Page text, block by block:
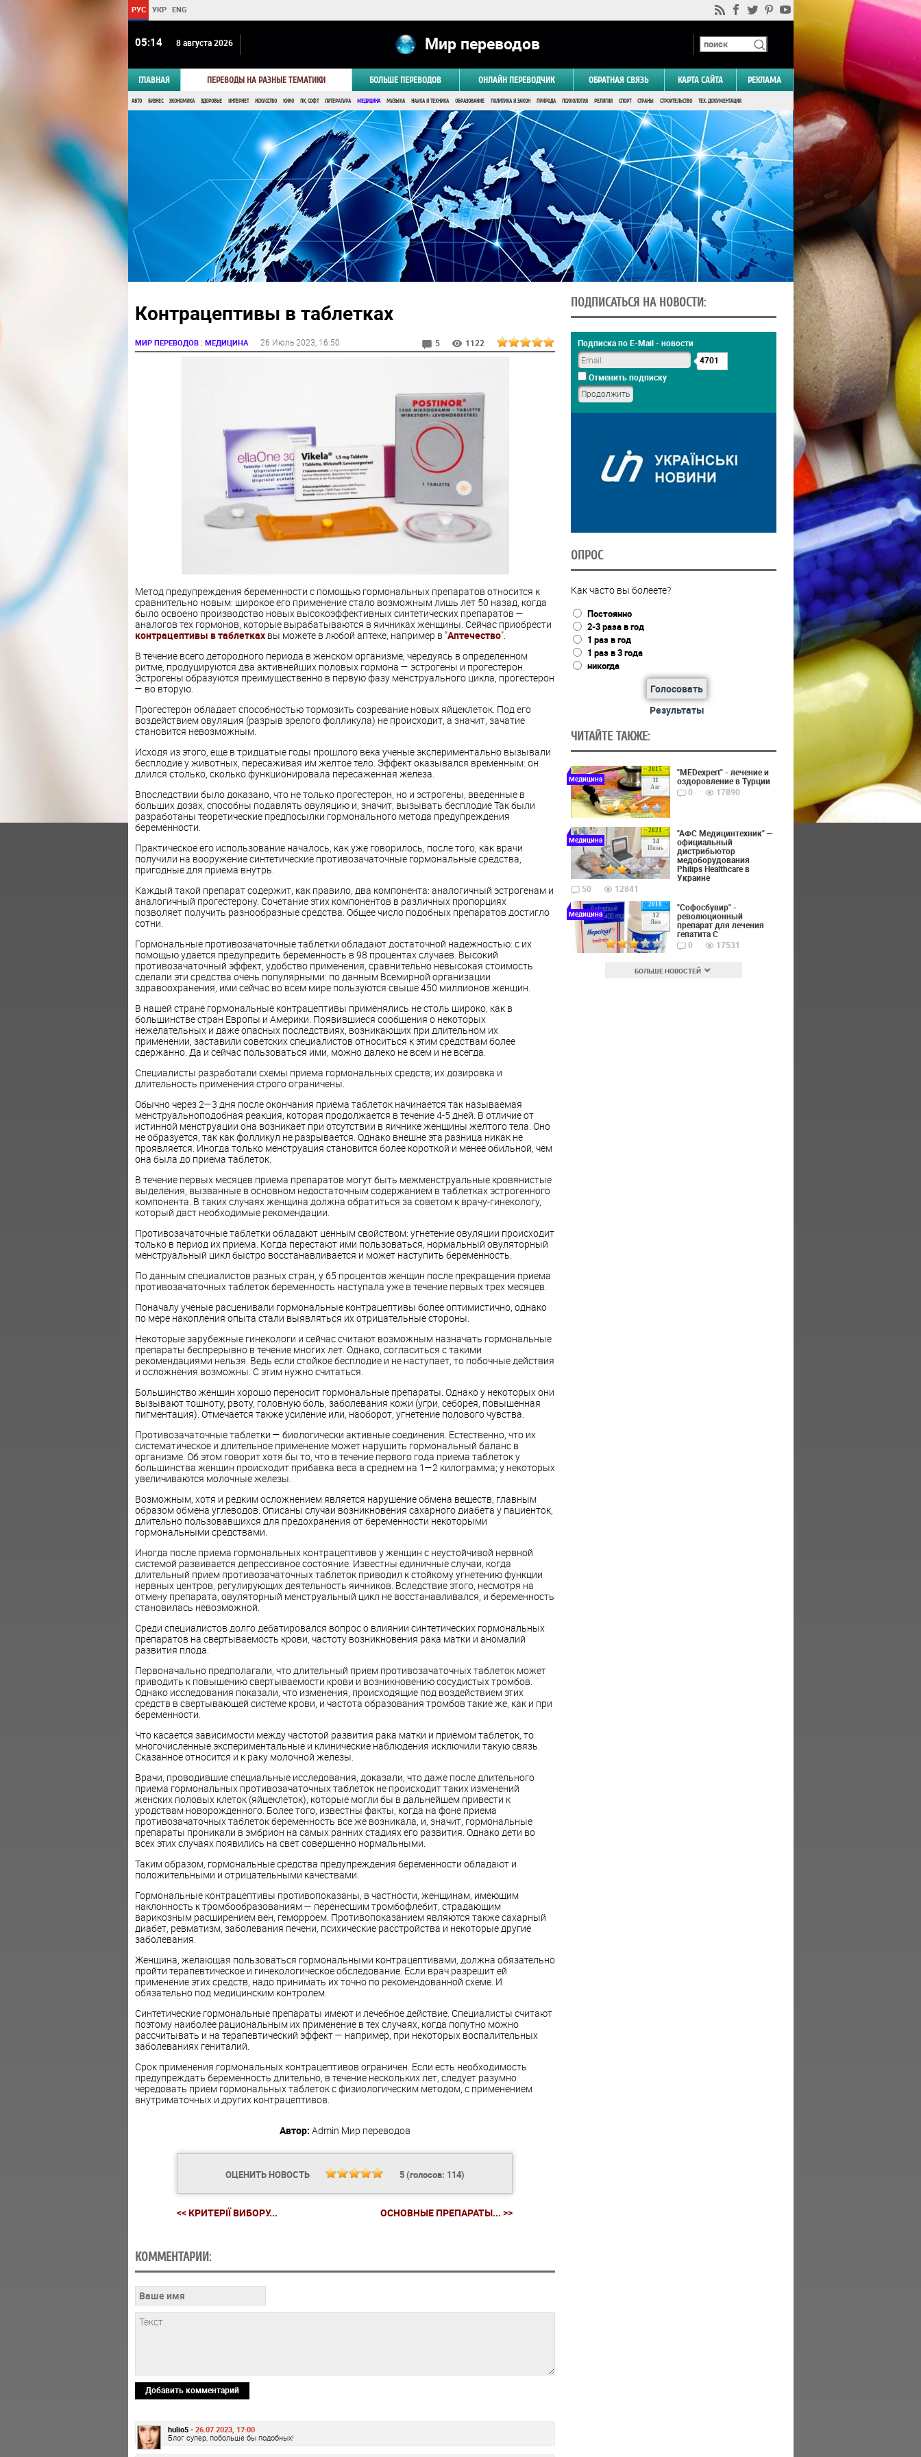
РУС УКР ENG
05 14 8 августа 2026 Мир переводов
ГЛАВНАЯ ПЕРЕВОДЫ НА РАЗНЫЕ ТЕМАТИКИ БОЛЬШЕ ПЕРЕВОДОВ ОНЛАЙН ПЕРЕВОДЧИК ОБРАТНАЯ СВЯЗЬ КАРТА САЙТА РЕКЛАМА
АВТО БИЗНЕС ЭКОНОМИКА ЗДОРОВЬЕ ИНТЕРНЕТ ИСКУССТВО КИНО ПК, СОФТ ЛИТЕРАТУРА МЕДИЦИНА МУЗЫКА НАУКА И ТЕХНИКА ОБРАЗОВАНИЕ ПОЛИТИКА И ЗАКОН ПРИРОДА ПСИХОЛОГИЯ РЕЛИГИЯ СПОРТ СТРАНЫ СТРОИТЕЛЬСТВО ТЕХ. ДОКУМЕНТАЦИЯ
Контрацептивы в таблетках
МИР ПЕРЕВОДОВ: МЕДИЦИНА 26 Июль 2023 , 16:50 5 1122
Метод предупреждения беременности с помощью гормональных препаратов относится к
сравнительно новым: широкое его применение стало возможным лишь лет 50 назад, когда
было освоено производство новых высокоэффективных синтетических препаратов —
аналогов тех гормонов, которые вырабатываются в яичниках женщины. Сейчас приобрести
контрацептивы в таблеткахвы можете в любой аптеке, например в "Аптечество".
В течение всего детородного периода в женском организме, чередуясь в определенном
ритме, продуцируются два активнейших половых гормона — эстрогены и прогестерон.
Эстрогены образуются преимущественно в первую фазу менструального цикла, прогестерон
— во вторую.
Прогестерон обладает способностью тормозить созревание новых яйцеклеток. Под его
воздействием овуляция (разрыв зрелого фолликула) не происходит, а значит, зачатие
становится невозможным.
Исходя из этого, еще в тридцатые годы прошлого века ученые экспериментально вызывали
бесплодие у животных, пересаживая им желтое тело. Эффект оказывался временным: он
длился столько, сколько функционировала пересаженная железа.
Впоследствии было доказано, что не только прогестерон, но и эстрогены, введенные в
больших дозах, способны подавлять овуляцию и, значит, вызывать бесплодие Так были
разработаны теоретические предпосылки гормонального метода предупреждения
беременности.
Практическое его использование началось, как уже говорилось, после того, как врачи
получили на вооружение синтетические противозачаточные гормональные средства,
пригодные для приема внутрь.
Каждый такой препарат содержит, как правило, два компонента: аналогичный эстрогенам и
аналогичный прогестерону. Сочетание этих компонентов в различных пропорциях
позволяет получить разнообразные средства. Общее число подобных препаратов достигло
сотни.
Гормональные противозачаточные таблетки обладают достаточной надежностью: с их
помощью удается предупредить беременность в 98 процентах случаев. Высокий
противозачаточный эффект, удобство применения, сравнительно невысокая стоимость
сделали эти средства очень популярными: по данным Всемирной организации
здравоохранения, ими сейчас во всем мире пользуются свыше 450 миллионов женщин.
В нашей стране гормональные контрацептивы применялись не столь широко, как в
большинстве стран Европы и Америки. Появившиеся сообщения о некоторых
нежелательных и даже опасных последствиях, возникающих при длительном их
применении, заставили советских специалистов относиться к этим средствам более
сдержанно. Да и сейчас пользоваться ими, можно далеко не всем и не всегда.
Специалисты разработали схемы приема гормональных средств; их дозировка и
длительность применения строго ограничены.
Обычно через 2—3 дня после окончания приема таблеток начинается так называемая
менструальноподобная реакция, которая продолжается в течение 4-5 дней. В отличие от
истинной менструации она возникает при отсутствии в яичнике женщины желтого тела. Оно
не образуется, так как фолликул не разрывается. Однако внешне эта разница никак не
проявляется. Иногда только менструация становится более короткой и менее обильной, чем
она была до приема таблеток.
В течение первых месяцев приема препаратов могут быть межменструальные кровянистые
выделения, вызванные в основном недостаточным содержанием в таблетках эстрогенного
компонента. В таких случаях женщина должна обратиться за советом к врачу-гинекологу,
который даст необходимые рекомендации.
Противозачаточные таблетки обладают ценным свойством: угнетение овуляции происходит
только в период их приема. Когда перестают ими пользоваться, нормальный овуляторный
менструальный цикл быстро восстанавливается и может наступить беременность.
По данным специалистов разных стран, у 65 процентов женщин после прекращения приема
противозачаточных таблеток беременность наступала уже в течение первых трех месяцев.
Поначалу ученые расценивали гормональные контрацептивы более оптимистично, однако
по мере накопления опыта стали выявляться их отрицательные стороны.
Некоторые зарубежные гинекологи и сейчас считают возможным назначать гормональные
препараты беспрерывно в течение многих лет. Однако, согласиться с такими
рекомендациями нельзя. Ведь если стойкое бесплодие и не наступает, то побочные действия
и осложнения возможны. С этим нужно считаться.
Большинство женщин хорошо переносит гормональные препараты. Однако у некоторых они
вызывают тошноту, рвоту, головную боль, заболевания кожи (угри, себорея, повышенная
пигментация). Отмечается также усиление или, наоборот, угнетение полового чувства.
Противозачаточные таблетки — биологически активные соединения. Естественно, что их
систематическое и длительное применение может нарушить гормональный баланс в
организме. Об этом говорит хотя бы то, что в течение первого года приема таблеток у
большинства женщин происходит прибавка веса в среднем на 1—2 килограмма; у некоторых
увеличиваются молочные железы.
Возможным, хотя и редким осложнением является нарушение обмена веществ, главным
образом обмена углеводов. Описаны случаи возникновения сахарного диабета у пациенток,
длительно пользовавшихся для предохранения от беременности некоторыми
гормональными средствами.
Иногда после приема гормональных контрацептивов у женщин с неустойчивой нервной
системой развивается депрессивное состояние. Известны единичные случаи, когда
длительный прием противозачаточных таблеток приводил к стойкому угнетению функции
нервных центров, регулирующих деятельность яичников. Вследствие этого, несмотря на
отмену препарата, овуляторный менструальный цикл не восстанавливался, и беременность
становилась невозможной.
Среди специалистов долго дебатировался вопрос о влиянии синтетических гормональных
препаратов на свертываемость крови, частоту возникновения рака матки и аномалий
развития плода.
Первоначально предполагали, что длительный прием противозачаточных таблеток может
приводить к повышению свертываемости крови и возникновению сосудистых тромбов.
Однако исследования показали, что изменения, происходящие под воздействием этих
средств в свертывающей системе крови, и частота образования тромбов такие же, как и при
беременности.
Что касается зависимости между частотой развития рака матки и приемом таблеток, то
многочисленные экспериментальные и клинические наблюдения исключили такую связь.
Сказанное относится и к раку молочной железы.
Врачи, проводившие специальные исследования, доказали, что даже после длительного
приема гормональных противозачаточных таблеток не происходит таких изменений
женских половых клеток (яйцеклеток), которые могли бы в дальнейшем привести к
уродствам новорожденного. Более того, известны факты, когда на фоне приема
противозачаточных таблеток беременность все же возникала, и, значит, гормональные
препараты проникали в эмбрион на самых ранних стадиях его развития. Однако дети во
всех этих случаях появились на свет совершенно нормальными.
Таким образом, гормональные средства предупреждения беременности обладают и
положительными и отрицательными качествами.
Гормональные контрацептивы противопоказаны, в частности, женщинам, имеющим
наклонность к тромбообразованиям — перенесшим тромбофлебит, страдающим
варикозным расширением вен, геморроем. Противопоказанием являются также сахарный
диабет, ревматизм, заболевания печени, психические расстройства и некоторые другие
заболевания.
Женщина, желающая пользоваться гормональными контрацептивами, должна обязательно
пройти терапевтическое и гинекологическое обследование. Если врач разрешит ей
применение этих средств, надо принимать их точно по рекомендованной схеме. И
обязательно под медицинским контролем.
Синтетические гормональные препараты имеют и лечебное действие. Специалисты считают
поэтому наиболее рациональным их применение в тех случаях, когда попутно можно
рассчитывать и на терапевтический эффект — например, при некоторых воспалительных
заболеваниях гениталий.
Срок применения гормональных контрацептивов ограничен. Если есть необходимость
предупреждать беременность длительно, в течение нескольких лет, следует разумно
чередовать прием гормональных таблеток с физиологическим методом, с применением
внутриматочных и других контрацептивов.
Автор: Admin Мир переводов
ОЦЕНИТЬ НОВОСТЬ 5(голосов: 114)
<< КРИТЕРІЇ ВИБОРУ... ОСНОВНЫЕ ПРЕПАРАТЫ... >>
КОММЕНТАРИИ:
Добавить комментарий
hulio5 - 26.07.2023, 17:00
Блог супер, побольше бы подобных!
ПОДПИСАТЬСЯ НА НОВОСТИ:
Подписка по E-Mail - новости
4701
Отменить подписку
ОПРОС
Как часто вы болеете?
Постоянно
2-3 раза в год
1 раз в год
1 раз в 3 года
никогда
Голосовать
Результаты
ЧИТАЙТЕ ТАКЖЕ:
2015
11
Авг
Медицина
"MEDexpert" - лечение и
оздоровление в Турции
0
17890
2021
14
Июнь
Медицина
"АФС Медицинтехник" —
официальный
дистрибьютор
медоборудования
Philips Healthcare в
Украине
50
12841
2018
12
Янв
Медицина
"Софосбувир" -
революционный
препарат для лечения
гепатита С
0
17531
БОЛЬШЕ НОВОСТЕЙ